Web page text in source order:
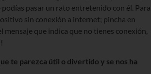
pasar un rato entretenido con él. Para
sin conexión a internet; pincha en
que indica que no tienes conexión,
te parezca útil o divertido y se nos ha